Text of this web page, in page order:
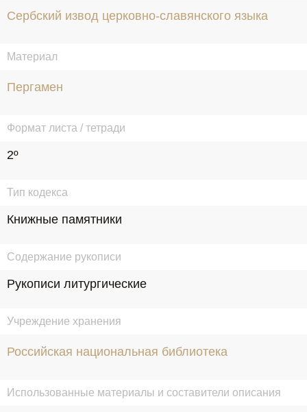
Сербский извод церковно-славянского языка
Материал
Пергамен
Формат листа / тетради
2º
Тип кодекса
Книжные памятники
Содержание рукописи
Рукописи литургические
Учреждение хранения
Российская национальная библиотека
Использованные материалы и составители описания